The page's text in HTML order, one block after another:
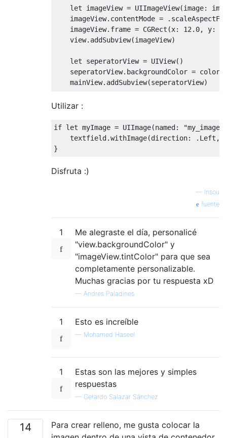
let imageView = UIImageView(image:
    imageView
. contentMode = .
    imageView
. frame = CGRect (x: 12 . 0, y:
    view
. addSubview(imageView)
let seperatorView = UIView()
    seperatorView
. backgroundColor =
    mainView
. addSubview(seperatorView)
if(Direction
self.leftViewMode = .always
self . leftView = mainView
self
self
self.layer.borderWidth = CGFloat(0.5)
self.layer.cornerRadius = 5
Utilizar :
if let myImage = UIImage(named : "my_image"
    textfield
.withImage(direction: . Left ,
}
Disfruta :)
— Insou
fuente
1
Me alegraste el día, personalicé
"view.backgroundColor" y
"imageView.tintColor" para que sea
completamente personalizable.
Muchas gracias por tu respuesta xD
— Andres Paladines
1 Esto es increíble
— Mohamed Haseel
1
Estas son las mejores y simples
respuestas
— Gerardo Salazar Sánchez
14
Para crear relleno, me gusta colocar la